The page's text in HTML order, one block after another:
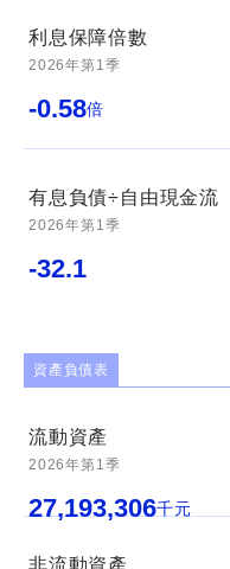
利息保障倍數
2026年第1季
-0.58倍
有息負債÷自由現金流
2026年第1季
-32.1
資產負債表
流動資產
2026年第1季
27,193,306千元
非流動資產